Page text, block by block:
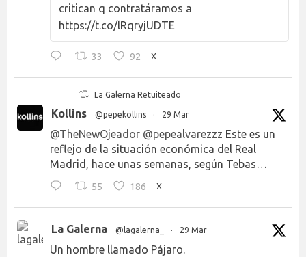
critican q contratáramos a
https://t.co/lRqryjUDTE
33 92 X
La Galerna Retuiteado
Kollins @pepekollins · 29 Mar
@TheNewOjeador @pepealvarezzz Este es un
reflejo de la situación económica del Real
Madrid, hace unas semanas, según Tebas…
55 186 X
La Galerna @lagalerna_ · 29 Mar
Un hombre llamado Pájaro.